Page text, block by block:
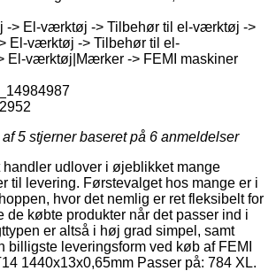
-> El-værktøj -> Tilbehør til el-værktøj ->
El-værktøj -> Tilbehør til el-
værktøj|Mærker -> FEMI maskiner
5 stjerner baseret på 6 anmeldelser
handler udlover i øjeblikket mange
til levering. Førstevalget hos mange er i
hvor det nemlig er ret fleksibelt for
de købte produkter når det passer ind i
er altså i høj grad simpel, samt
billigste leveringsform ved køb af FEMI
1440x13x0,65mm Passer på: 784 XL.